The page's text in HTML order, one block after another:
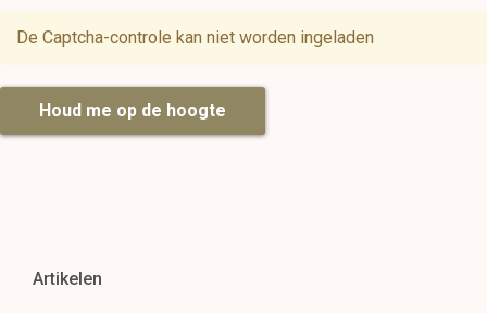
De Captcha-controle kan niet worden ingeladen
Houd me op de hoogte
Artikelen